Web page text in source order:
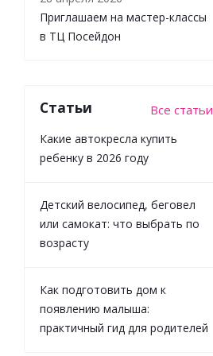
Приглашаем на мастер-классы
в ТЦ Посейдон
Статьи Все статьи
Какие автокресла купить
ребенку в 2026 году
Детский велосипед, беговел
или самокат: что выбрать по
возрасту
Как подготовить дом к
появлению малыша:
практичный гид для родителей